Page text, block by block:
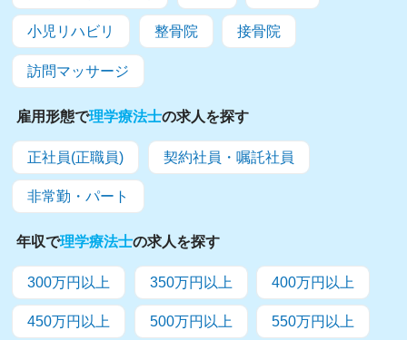
小児リハビリ 整骨院 接骨院
訪問マッサージ
雇用形態で理学療法士の求人を探す
正社員(正職員) 契約社員・嘱託社員
非常勤・パート
年収で理学療法士の求人を探す
300万円以上 350万円以上 400万円以上
450万円以上 500万円以上 550万円以上